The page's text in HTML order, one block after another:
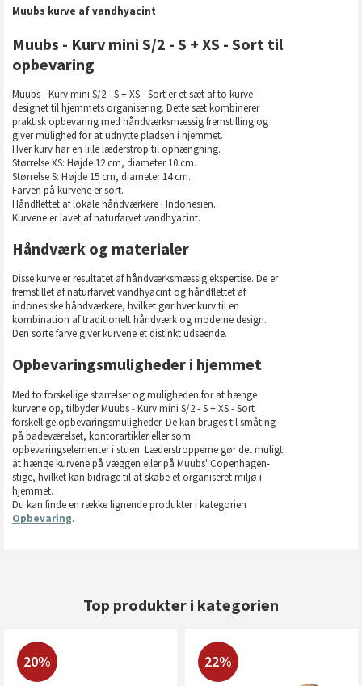
Muubs kurve af vandhyacint
Muubs - Kurv mini S/2 - S + XS - Sort til
opbevaring
Muubs - Kurv mini S/2 - S + XS - Sort er et sæt af to kurve
designet til hjemmets organisering. Dette sæt kombinerer
praktisk opbevaring med håndværksmæssig fremstilling og
giver mulighed for at udnytte pladsen i hjemmet.
Hver kurv har en lille læderstrop til ophængning.
Størrelse XS: Højde 12 cm, diameter 10 cm.
Størrelse S: Højde 15 cm, diameter 14 cm.
Farven på kurvene er sort.
Håndflettet af lokale håndværkere i Indonesien.
Kurvene er lavet af naturfarvet vandhyacint.
Håndværk og materialer
Disse kurve er resultatet af håndværksmæssig ekspertise. De er
fremstillet af naturfarvet vandhyacint og håndflettet af
indonesiske håndværkere, hvilket gør hver kurv til en
kombination af traditionelt håndværk og moderne design.
Den sorte farve giver kurvene et distinkt udseende.
Opbevaringsmuligheder i hjemmet
Med to forskellige størrelser og muligheden for at hænge
kurvene op, tilbyder Muubs - Kurv mini S/2 - S + XS - Sort
forskellige opbevaringsmuligheder. De kan bruges til småting
på badeværelset, kontorartikler eller som
opbevaringselementer i stuen. Læderstropperne gør det muligt
at hænge kurvene på væggen eller på Muubs' Copenhagen-
stige, hvilket kan bidrage til at skabe et organiseret miljø i
hjemmet.
Du kan finde en række lignende produkter i kategorien
Opbevaring.
Top produkter i kategorien
20% 22%